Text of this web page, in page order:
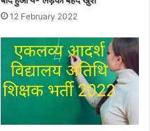
12 February 2022